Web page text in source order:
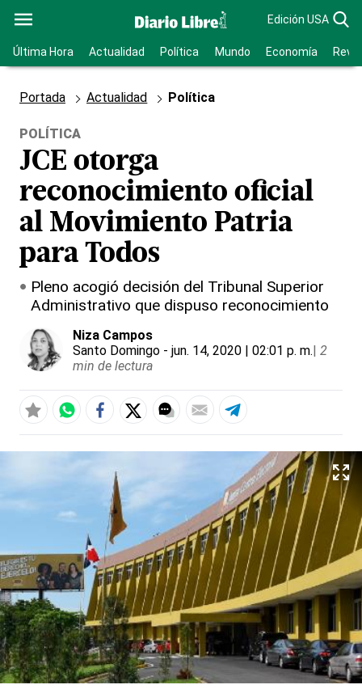
Edición USA
Última Hora Actualidad Política Mundo Economía
Portada Actualidad Política
POLÍTICA
JCE otorga
reconocimiento oficial
al Movimiento Patria
para Todos
Pleno acogió decisión del Tribunal Superior
Administrativo que dispuso reconocimiento
Niza Campos
Santo Domingo - jun. 14, 2020 | 02:01 p. m.| 2
min de lectura